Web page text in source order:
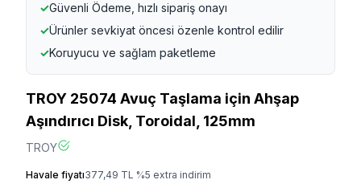
✓Güvenli Ödeme, hızlı sipariş onayı
✓Ürünler sevkiyat öncesi özenle kontrol edilir
✓Koruyucu ve sağlam paketleme
TROY 25074 Avuç Taşlama için Ahşap
Aşındırıcı Disk, Toroidal, 125mm
TROY
Havale fiyatı377,49 TL %5 extra indirim